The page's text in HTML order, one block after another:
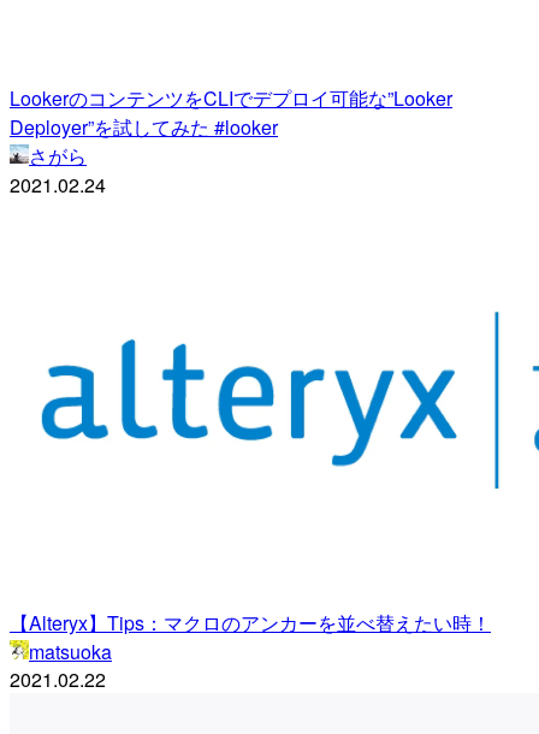
LookerのコンテンツをCLIでデプロイ可能な”Looker
Deployer”を試してみた #looker
さがら
2021.02.24
【Alteryx】Tips：マクロのアンカーを並べ替えたい時！
matsuoka
2021.02.22